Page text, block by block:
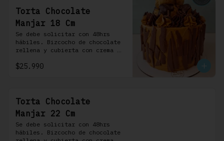
Torta Chocolate
Manjar 18 Cm
Se debe solicitar con 48hrs
hábiles. Bizcocho de chocolate
rellena y cubierta con crema
profiteroles.
$25.990
Torta Chocolate
Manjar 22 Cm
Se debe solicitar con 48hrs
hábiles. Bizcocho de chocolate